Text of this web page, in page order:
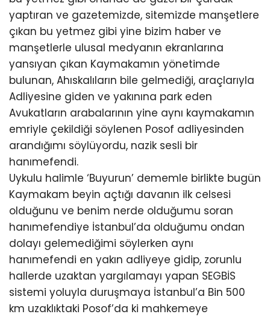
yaptıran ve gazetemizde, sitemizde manşetlere
çıkan bu yetmez gibi yine bizim haber ve
manşetlerle ulusal medyanın ekranlarına
yansıyan çıkan Kaymakamın yönetimde
bulunan, Ahıskalıların bile gelmediği, araçlarıyla
Adliyesine giden ve yakınına park eden
Avukatların arabalarının yine aynı kaymakamın
emriyle çekildiği söylenen Posof adliyesinden
arandığımı söylüyordu, nazik sesli bir
hanımefendi.
Uykulu halimle ‘Buyurun’ dememle birlikte bugün
Kaymakam beyin açtığı davanın ilk celsesi
olduğunu ve benim nerde olduğumu soran
hanımefendiye İstanbul’da olduğumu ondan
dolayı gelemediğimi söylerken aynı
hanımefendi en yakın adliyeye gidip, zorunlu
hallerde uzaktan yargılamayı yapan SEGBİS
sistemi yoluyla duruşmaya İstanbul’a Bin 500
km uzaklıktaki Posof’da ki mahkemeye